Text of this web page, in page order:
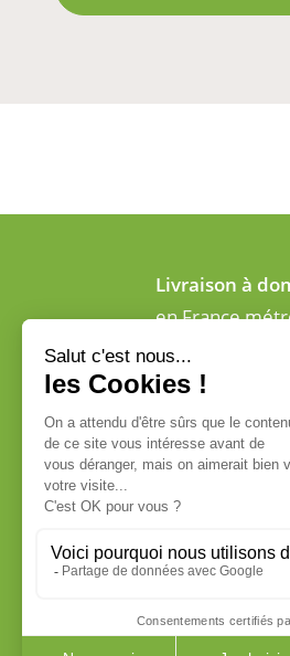
Livraison à
en France
ADRESSE
4 Rue du champ du verger
72700 Allonnes